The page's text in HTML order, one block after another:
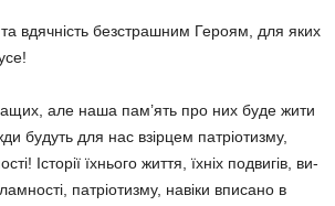
вдяч­ність безстрашним Героям, для яких
але наша пам’ять про них буде жити
бу­дуть для нас взірцем патріотиз­му,
Істо­рії їхнього життя, їхніх подвигів, ви­
патріотизму, навіки вписано в